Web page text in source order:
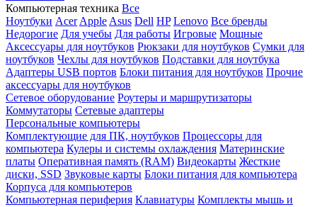
Компьютерная техника Все
Ноутбуки Acer Apple Asus Dell HP Lenovo Все бренды
Недорогие Для учебы Для работы Игровые Мощные
Аксессуары для ноутбуков Рюкзаки для ноутбуков Сумки для
ноутбуков Чехлы для ноутбуков Подставки для ноутбука
Адаптеры USB портов Блоки питания для ноутбуков Прочие
аксессуары для ноутбуков
Сетевое оборудование Роутеры и маршрутизаторы
Коммутаторы Сетевые адаптеры
Персональные компьютеры
Комплектующие для ПК, ноутбуков Процессоры для
компьютера Кулеры и системы охлаждения Материнские
платы Оперативная память (RAM) Видеокарты Жесткие
диски, SSD Звуковые карты Блоки питания для компьютера
Корпуса для компьютеров
Компьютерная периферия Клавиатуры Комплекты мышь и